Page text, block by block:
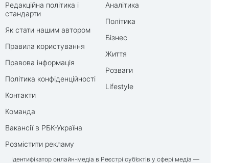
Редакційна політика і
стандарти
Як стати нашим автором
Правила користування
Правова інформація
Політика конфіденційності
Контакти
Команда
Вакансії в РБК-Україна
Розмістити рекламу
Аналітика
Політика
Бізнес
Життя
Розваги
Lifestyle
Ідентифікатор онлайн-медіа в Реєстрі суб’єктів у сфері медіа —